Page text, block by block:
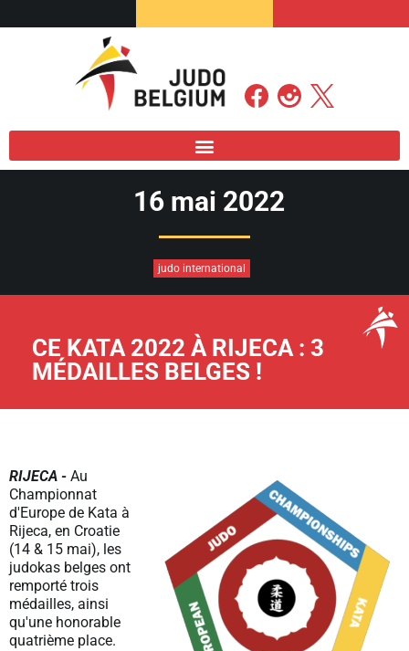
16 mai 2022
judo international
CE KATA 2022 À RIJECA : 3
MÉDAILLES BELGES !
RIJECA - Au
Championnat
d'Europe de Kata à
Rijeca, en Croatie
(14 & 15 mai), les
judokas belges ont
remporté trois
médailles, ainsi
qu'une honorable
quatrième place.